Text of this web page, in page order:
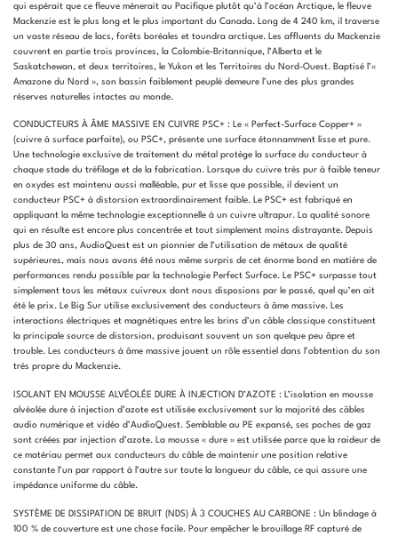
qui espérait que ce fleuve mènerait au Pacifique plutôt qu’à l’océan Arctique, le fleuve
Mackenzie est le plus long et le plus important du Canada. Long de 4 240 km, il traverse
un vaste réseau de lacs, forêts boréales et toundra arctique. Les affluents du Mackenzie
couvrent en partie trois provinces, la Colombie-Britannique, l’Alberta et le
Saskatchewan, et deux territoires, le Yukon et les Territoires du Nord-Ouest. Baptisé l’«
Amazone du Nord », son bassin faiblement peuplé demeure l’une des plus grandes
réserves naturelles intactes au monde.
CONDUCTEURS À ÂME MASSIVE EN CUIVRE PSC+ : Le « Perfect-Surface Copper+ »
(cuivre à surface parfaite), ou PSC+, présente une surface étonnamment lisse et pure.
Une technologie exclusive de traitement du métal protège la surface du conducteur à
chaque stade du tréfilage et de la fabrication. Lorsque du cuivre très pur à faible teneur
en oxydes est maintenu aussi malléable, pur et lisse que possible, il devient un
conducteur PSC+ à distorsion extraordinairement faible. Le PSC+ est fabriqué en
appliquant la même technologie exceptionnelle à un cuivre ultrapur. La qualité sonore
qui en résulte est encore plus concentrée et tout simplement moins distrayante. Depuis
plus de 30 ans, AudioQuest est un pionnier de l’utilisation de métaux de qualité
supérieures, mais nous avons été nous même surpris de cet énorme bond en matière de
performances rendu possible par la technologie Perfect Surface. Le PSC+ surpasse tout
simplement tous les métaux cuivreux dont nous disposions par le passé, quel qu’en ait
été le prix. Le Big Sur utilise exclusivement des conducteurs à âme massive. Les
interactions électriques et magnétiques entre les brins d’un câble classique constituent
la principale source de distorsion, produisant souvent un son quelque peu âpre et
trouble. Les conducteurs à âme massive jouent un rôle essentiel dans l’obtention du son
très propre du Mackenzie.
ISOLANT EN MOUSSE ALVÉOLÉE DURE À INJECTION D’AZOTE : L’isolation en mousse
alvéolée dure à injection d’azote est utilisée exclusivement sur la majorité des câbles
audio numérique et vidéo d’AudioQuest. Semblable au PE expansé, ses poches de gaz
sont créées par injection d’azote. La mousse « dure » est utilisée parce que la raideur de
ce matériau permet aux conducteurs du câble de maintenir une position relative
constante l’un par rapport à l’autre sur toute la longueur du câble, ce qui assure une
impédance uniforme du câble.
SYSTÈME DE DISSIPATION DE BRUIT (NDS) À 3 COUCHES AU CARBONE : Un blindage à
100 % de couverture est une chose facile. Pour empêcher le brouillage RF capturé de